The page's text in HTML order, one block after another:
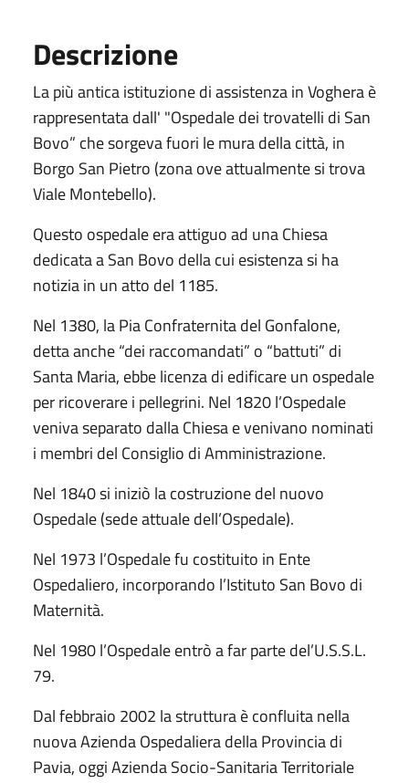
Descrizione
La più antica istituzione di assistenza in Voghera è
rappresentata dall' "Ospedale dei trovatelli di San
Bovo” che sorgeva fuori le mura della città, in
Borgo San Pietro (zona ove attualmente si trova
Viale Montebello).
Questo ospedale era attiguo ad una Chiesa
dedicata a San Bovo della cui esistenza si ha
notizia in un atto del 1185.
Nel 1380, la Pia Confraternita del Gonfalone,
detta anche “dei raccomandati” o “battuti” di
Santa Maria, ebbe licenza di edificare un ospedale
per ricoverare i pellegrini. Nel 1820 l’Ospedale
veniva separato dalla Chiesa e venivano nominati
i membri del Consiglio di Amministrazione.
Nel 1840 si iniziò la costruzione del nuovo
Ospedale (sede attuale dell’Ospedale).
Nel 1973 l’Ospedale fu costituito in Ente
Ospedaliero, incorporando l’Istituto San Bovo di
Maternità.
Nel 1980 l’Ospedale entrò a far parte del’U.S.S.L.
79.
Dal febbraio 2002 la struttura è confluita nella
nuova Azienda Ospedaliera della Provincia di
Pavia, oggi Azienda Socio-Sanitaria Territoriale